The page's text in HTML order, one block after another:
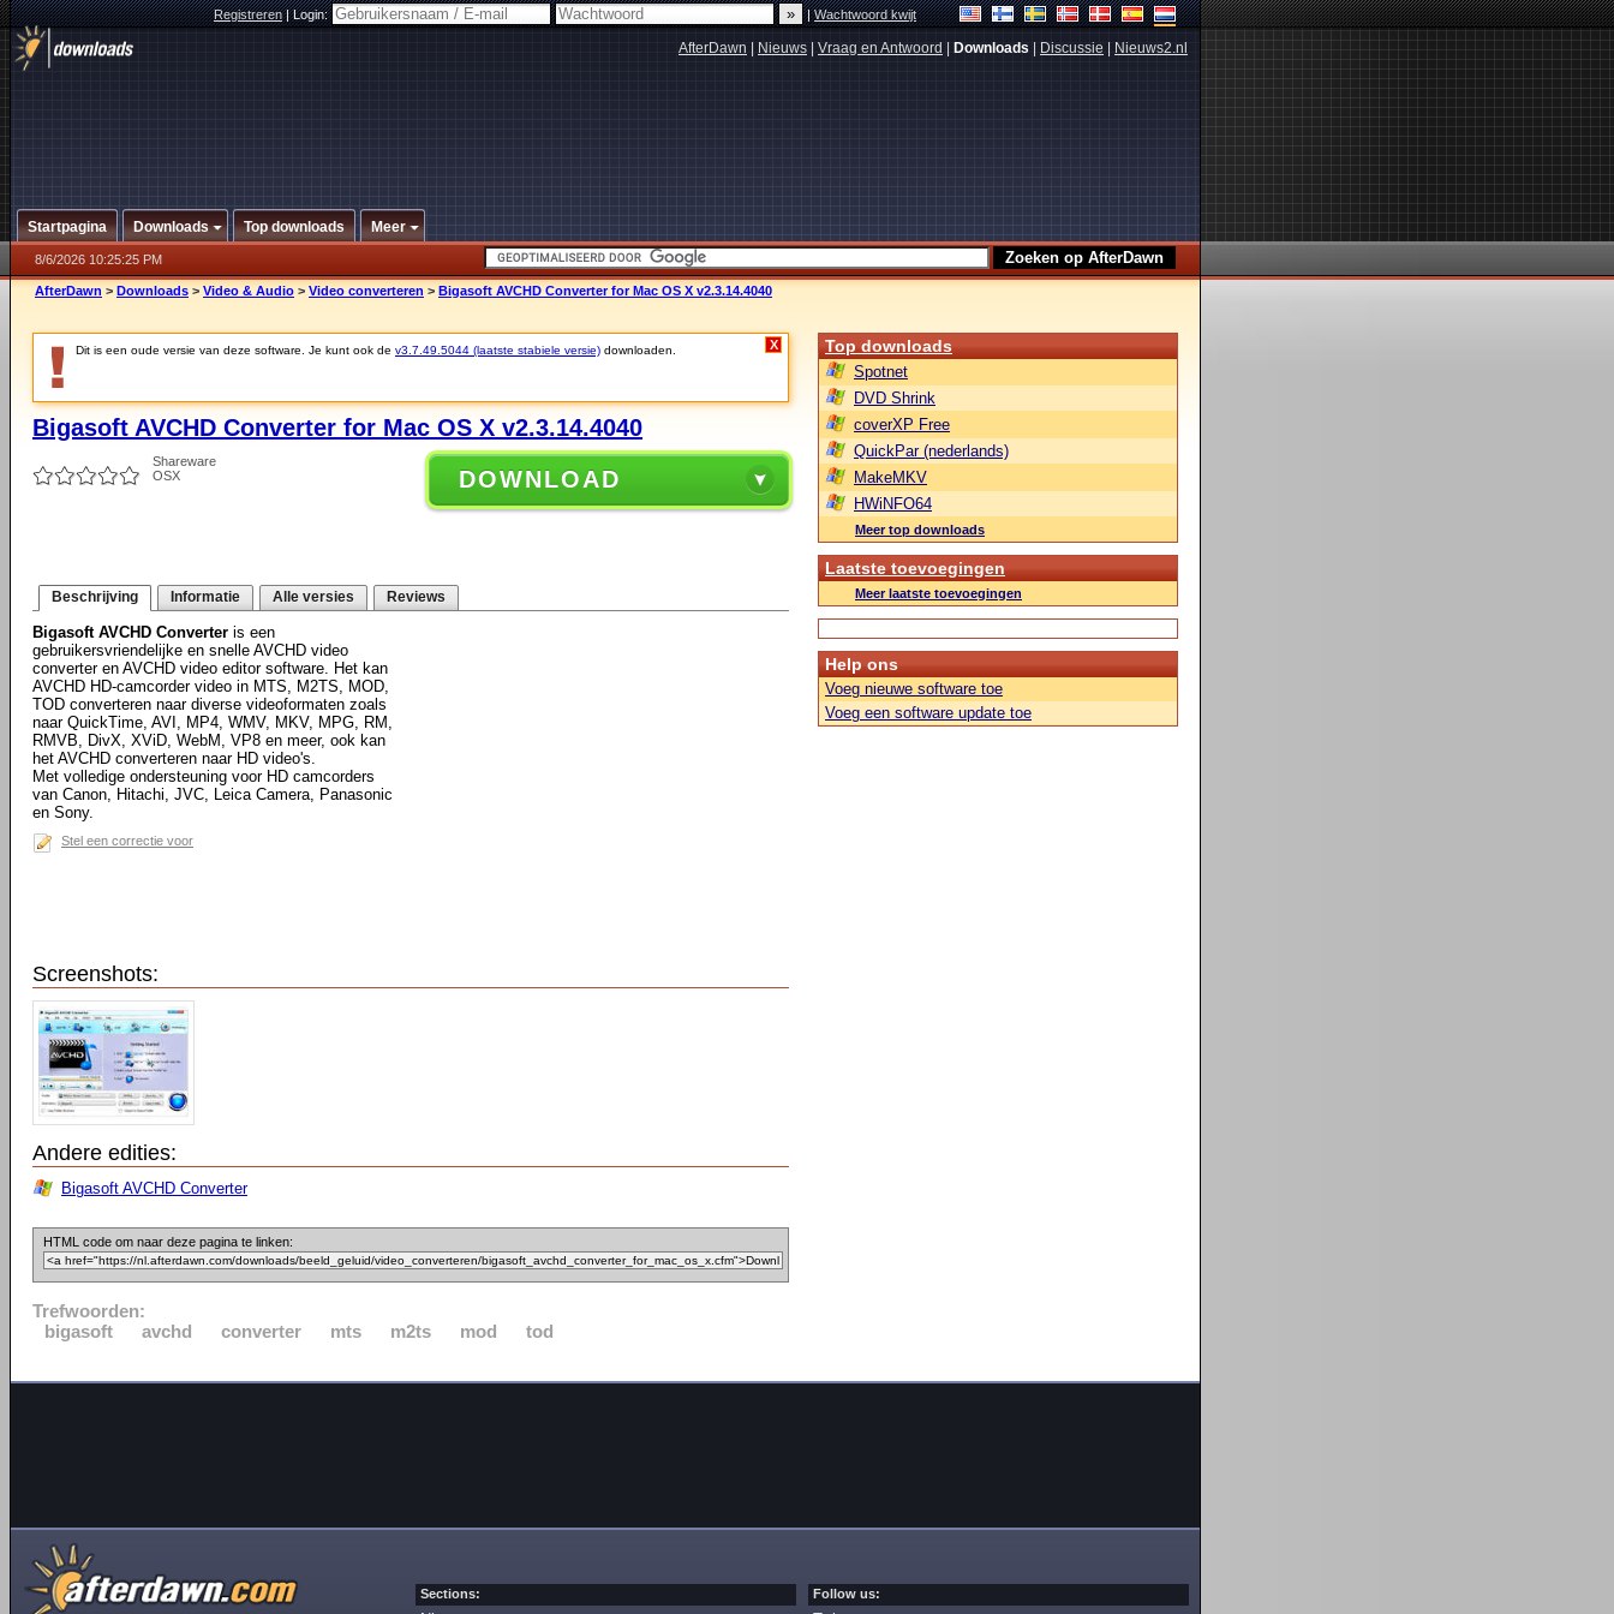
Registreren|Login: |Wachtwoord kwijt
AfterDawn Nieuws Vraag en Antwoord Downloads Discussie Nieuws2.nl
Startpagina Downloads Top downloads Meer
8/6/2026 10:25:25 PM
AfterDawn > Downloads > Video & Audio > Video converteren > Bigasoft AVCHD Converter for Mac OS X v2.3.14.4040
Dit is een oude versie van deze software. Je kunt ook de v3.7.49.5044 (laatste stabiele versie) downloaden. X
Bigasoft AVCHD Converter for Mac OS X v2.3.14.4040
Shareware
OSX
DOWNLOAD
Beschrijving Informatie Alle versies Reviews
Bigasoft AVCHD Converter is een
gebruikersvriendelijke en snelle AVCHD video
converter en AVCHD video editor software. Het kan
AVCHD HD-camcorder video in MTS, M2TS, MOD,
TOD converteren naar diverse videoformaten zoals
naar QuickTime, AVI, MP4, WMV, MKV, MPG, RM,
RMVB, DivX, XViD, WebM, VP8 en meer, ook kan
het AVCHD converteren naar HD video's.
Met volledige ondersteuning voor HD camcorders
van Canon, Hitachi, JVC, Leica Camera, Panasonic
en Sony.
Stel een correctie voor
Screenshots:
Andere edities:
Bigasoft AVCHD Converter
HTML code om naar deze pagina te linken:
Trefwoorden:
bigasoft
avchd converter mts m2ts mod tod
Top downloads
Spotnet
DVD Shrink
coverXP Free
QuickPar (nederlands)
MakeMKV
HWiNFO64
Meer top downloads
Laatste toevoegingen
Meer laatste toevoegingen
Help ons
Voeg nieuwe software toe
Voeg een software update toe
Sections: Follow us: